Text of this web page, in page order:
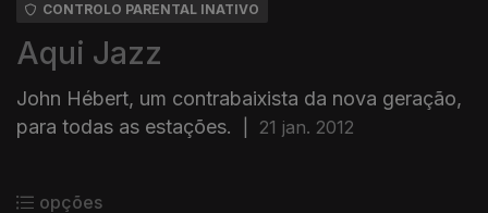
CONTROLO PARENTAL INATIVO
Aqui Jazz
John Hébert, um contrabaixista da nova geração,
para todas as estações.
21 jan. 2012
opções